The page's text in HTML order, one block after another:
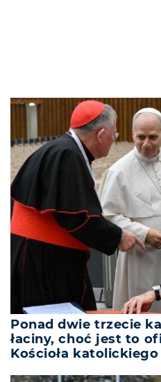
Ponad dwie trzecie
łaciny, choć jest to
Kościoła katolickiego